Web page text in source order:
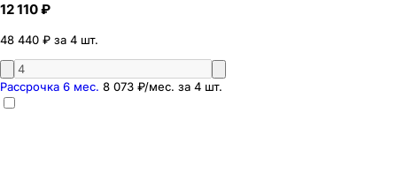
12 110 ₽
48 440 ₽ за 4 шт.
Рассрочка 6 мес. 8 073 ₽/мес. за 4 шт.